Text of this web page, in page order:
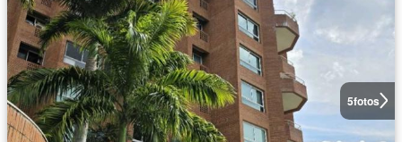
5fotos